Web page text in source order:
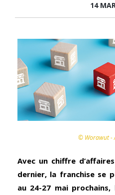
14
© Worawut -
Avec un chiffre
dernier, la franchise se
au 24-27 mai prochains,